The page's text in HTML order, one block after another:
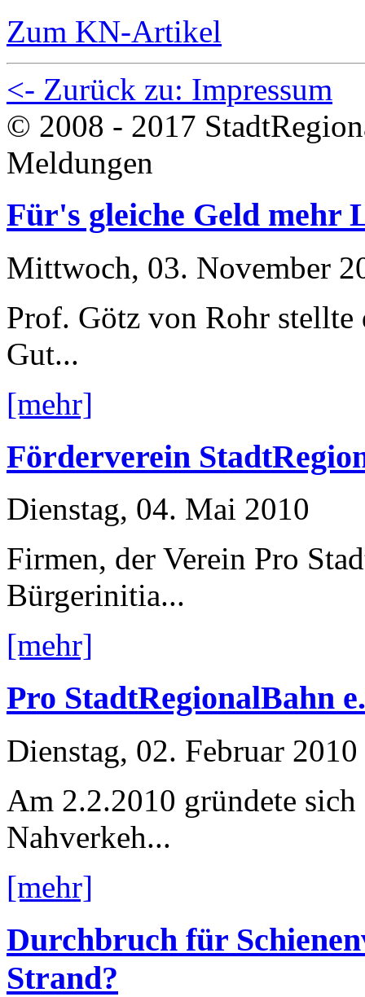
Zum KN-Artikel
<- Zurück zu: Impressum
© 2008 - 2017
Meldungen
Für's gleiche Geld mehr
Mittwoch, 03. November
Prof. Götz von Rohr
Gut...
[mehr]
Förderverein
Dienstag, 04. Mai 2010
Firmen, der Verein Pro
Bürgerinitia...
[mehr]
Pro StadtRegionalBahn
Dienstag, 02. Februar 2010
Am 2.2.2010 gründete sich
Nahverkeh...
[mehr]
Durchbruch für
Strand?